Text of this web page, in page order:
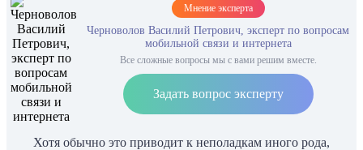
Мнение эксперта
Черноволов Василий Петрович, эксперт по вопросам
мобильной связи и интернета
Все сложные вопросы мы с вами решим вместе.
Задать вопрос эксперту
Хотя обычно это приводит к неполадкам иного рода,